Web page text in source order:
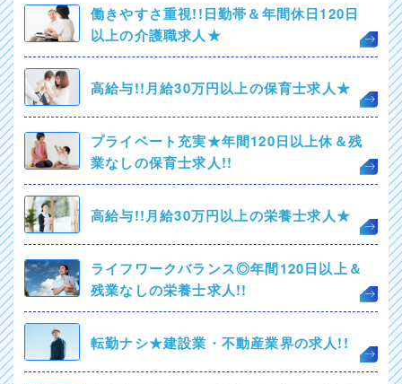
働きやすさ重視!!日勤帯＆年間休日120日
以上の介護職求人★
高給与!!月給30万円以上の保育士求人★
プライベート充実★年間120日以上休＆残
業なしの保育士求人!!
高給与!!月給30万円以上の栄養士求人★
ライフワークバランス◎年間120日以上＆
残業なしの栄養士求人!!
転勤ナシ★建設業・不動産業界の求人!!